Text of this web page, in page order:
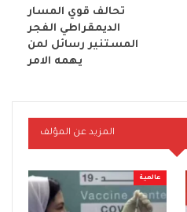
تحالف قوي المسار
الديمقراطي الفجر
المستنير رسائل لمن
يهمه الامر
المزيد عن المؤلف
عالمية